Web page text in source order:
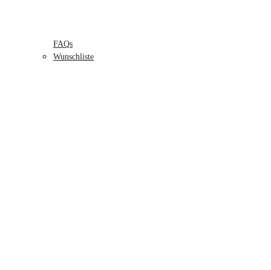
FAQs
Wunschliste